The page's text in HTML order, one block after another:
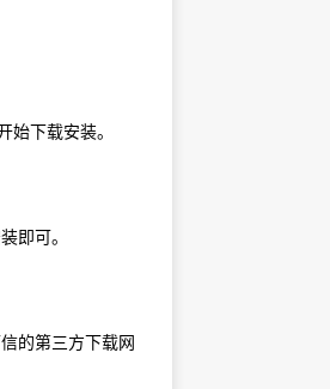
下载安装。
即可。
的第三方下载网